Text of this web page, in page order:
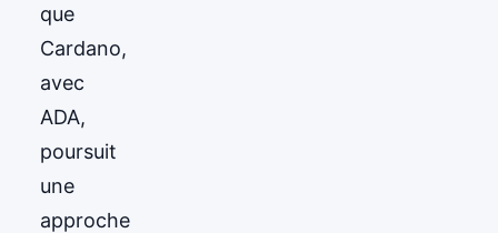
que
Cardano,
avec
ADA,
poursuit
une
approche